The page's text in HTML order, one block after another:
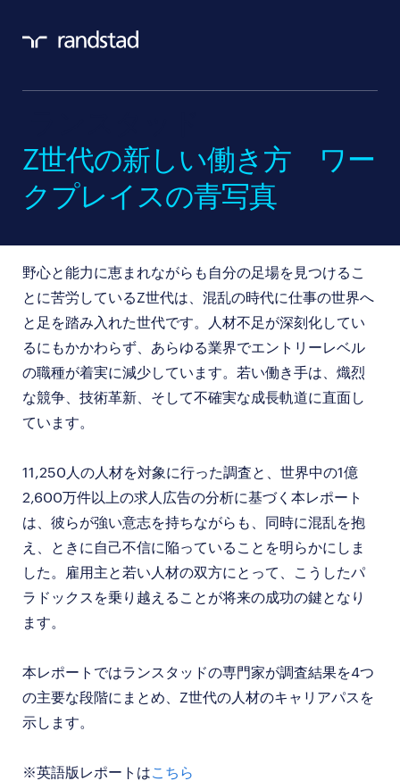
Z世代の新しい働き方 ワー
クプレイスの青写真
野心と能力に恵まれながらも自分の足場を見つけるこ
とに苦労しているZ世代は、混乱の時代に仕事の世界へ
と足を踏み入れた世代です。人材不足が深刻化してい
るにもかかわらず、あらゆる業界でエントリーレベル
の職種が着実に減少しています。若い働き手は、熾烈
な競争、技術革新、そして不確実な成長軌道に直面し
ています。
11,250人の人材を対象に行った調査と、世界中の1億
2,600万件以上の求人広告の分析に基づく本レポート
は、彼らが強い意志を持ちながらも、同時に混乱を抱
え、ときに自己不信に陥っていることを明らかにしま
した。雇用主と若い人材の双方にとって、こうしたパ
ラドックスを乗り越えることが将来の成功の鍵となり
ます。
本レポートではランスタッドの専門家が調査結果を4つ
の主要な段階にまとめ、Z世代の人材のキャリアパスを
示します。
※英語版レポートはこちら